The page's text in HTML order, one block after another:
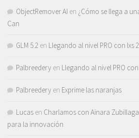
ObjectRemover AI en ¿Cómo se llega a
Can
GLM 5.2 en Llegando al nivel PRO con lxs
Palbreedery en Llegando al nivel PRO
Palbreedery en Exprime las naranjas
Lucas en Charlamos con Ainara
para la innovación